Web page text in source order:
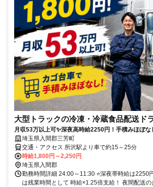
大型トラックの冷凍・冷蔵食品配送ド
月収53万以上可✨深夜高時給2250円！手積みほぼな
埼玉県入間郡三芳町
交通・アクセス 所沢駅より車で約15～25分
時給1,800円～2,250円
埼玉県入間郡
勤務時間詳細 24:00～11:30 ⭐深夜帯時給は2250
は残業時間として 時給×1.25倍支給！ 夜間配送の